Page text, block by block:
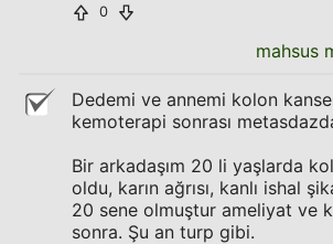
0
mahsus
Dedemi ve annemi kolon
kemoterapi sonrası
Bir arkadaşım 20 li yaşlarda
oldu, karın ağrısı, kanlı ishal
20 sene olmuştur ameliyat ve
sonra. Şu an turp gibi.